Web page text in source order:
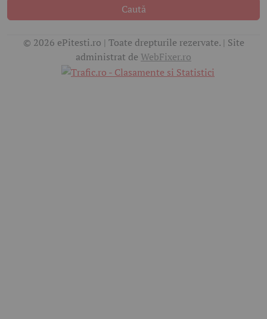
Caută
© 2026 ePitesti.ro | Toate drepturile rezervate. | Site
administrat de WebFixer.ro